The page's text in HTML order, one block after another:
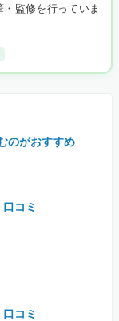
監修を行っていま
のがおすすめ
コミ
コミ